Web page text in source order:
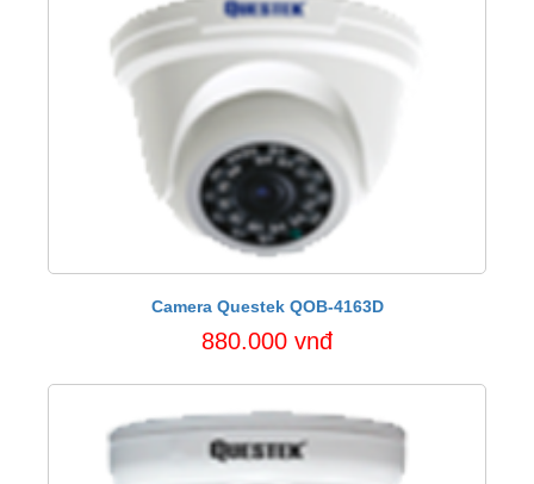
Camera Questek QOB-4163D
880.000 vnđ